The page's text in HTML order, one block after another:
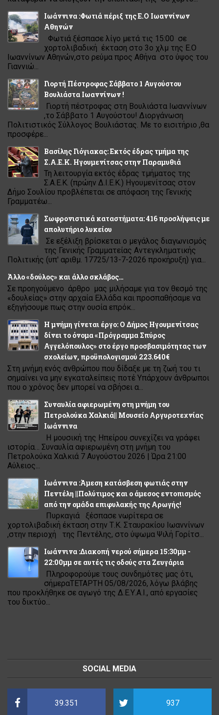
Ιωάννινα :Φωτιά πέριξ της Ε.Ο Ιωαννίνων
Αθηνών
Φωτιά ξέσπασε λίγο μετά τις 15:00 σε
χορτολιβαδική έκταση στο 3ο χλμ της Ε.Ο
Ιωαννίνων Αθηνών,στο ρεύμα προς Αθήνα στο ύψος του
Γιαννιώ...
Γιορτή Πέστροφας Σάββατο 1 Αυγούστου
Βουλιάστα Ιωαννίνων !
Γιορτή πέστροφας στη Βουλιάστα Ιωαννίνων
,το Σάββατο 1 Αυγούστου! Διοργάνωση
Πολιτιστικός Σύλλογος Βουλιάστας. Με το εισιτήριο ,θα
προσφέρε...
Βασίλης Γιόγιακας: Εκτός έδρας τμήμα της
Σ.Α.Ε.Κ. Ηγουμενίτσας στην Παραμυθιά
Τη λειτουργία εκτός έδρας τμήματος της
Σ.Α.Ε.Κ. (πρώην Δ.Ι.Ε.Κ.) Ηγουμενίτσας στον
Δήμο Σουλίου προβλέπεται σε απόφαση της Γενικής
Γραμματέω...
Σωφρονιστικά καταστήματα: 416 προσλήψεις με
απολυτήριο λυκείου
Σε εξέλιξη βρίσκεται ο μεγάλος διαγωνισμός
της Γενικής Γραμματείας Αντεγκληματικής
Πολιτικής (υπ' αριθμ. 17725/13-7-2026 προκήρυξη) για...
Άλλο «δούλος» και άλλο σκλάβος…
Σε προηγούμενο άρθρο μας μιλήσαμε για τον θεσμό της
«δουλείας» στην αρχαία Ελλάδα και προσπαθήσαμε να
εξηγήσουμε πως στην ουσία επρόκ...
Η μνήμη γίνεται έργο: Ο Δήμος Ηγουμενίτσας
δίνει το όνομα «Πρόγραμμα Σπύρος
Αγγελόπουλος» στο έργο προσβασιμότητας των
σχολείων, προϋπολογισμού 223.640€
Στη μνήμη ενός ανθρώπου που δίδαξε με τη ζωή του τι
σημαίνει να μην εγκαταλείπεις ποτέ Υπάρχουν άνθρωποι
που ο χρόνος δεν μπορεί να σβήσει α...
Συναυλία αφιερωμένη στη μνήμη του
Πετρολούκα Χαλκιά|| Μουσείο Αργυροτεχνίας
Ιωάννινα
Η μουσική της Ηπείρου συνεχίζει να γράφει
ιστορία… Συναυλία αφιερωμένη στη μνήμη του
Πετρολούκα Χαλκιά 7 Αυγούστου 2026 | Ώρα 21:00
Αύλειος...
Ιωάννινα :Άμεση κατάσβεση φωτιάς στην
Πεντέλη ||Πολύτιμος και ο άμεσος εντοπισμός
από την ομάδα επιφυλακής της Αρωγής!
Πυρκαγιά ξέσπασε νωρίτερα σε
χορτολιβαδική έκταση στην Τ.Κ. Σταυρακίου Ιωαννίνων
,στην περιοχή της Πεντέλης, στο ύψωμα Ψιλή Γορίτσ...
Ιωάννινα :Διακοπή νερού σήμερα 15:30μμ -
22:00μμ σε αυτές τις οδούς στα Ζευγάρια
Πληροφορούμε τους συνδημότες μας ότι,
σήμεραΤΕΤΑΡΤΗ 05/08/2026, λόγω βλάβης
που προκλήθηκε σε αγωγό της Δ.Ε.Υ.Α.Ι., από εργασίες
του δικτύο...
SOCIAL MEDIA
39.351 937